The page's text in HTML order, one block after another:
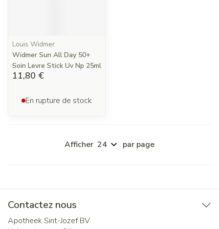
Louis Widmer
Widmer Sun All Day 50+
Soin Levre Stick Uv Np 25ml
11,80 €
En rupture de stock
Afficher par page
Contactez nous
Apotheek Sint-Jozef BV